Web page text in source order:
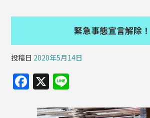
緊急事態宣言解除！
投稿日 2020年5月14日
F X